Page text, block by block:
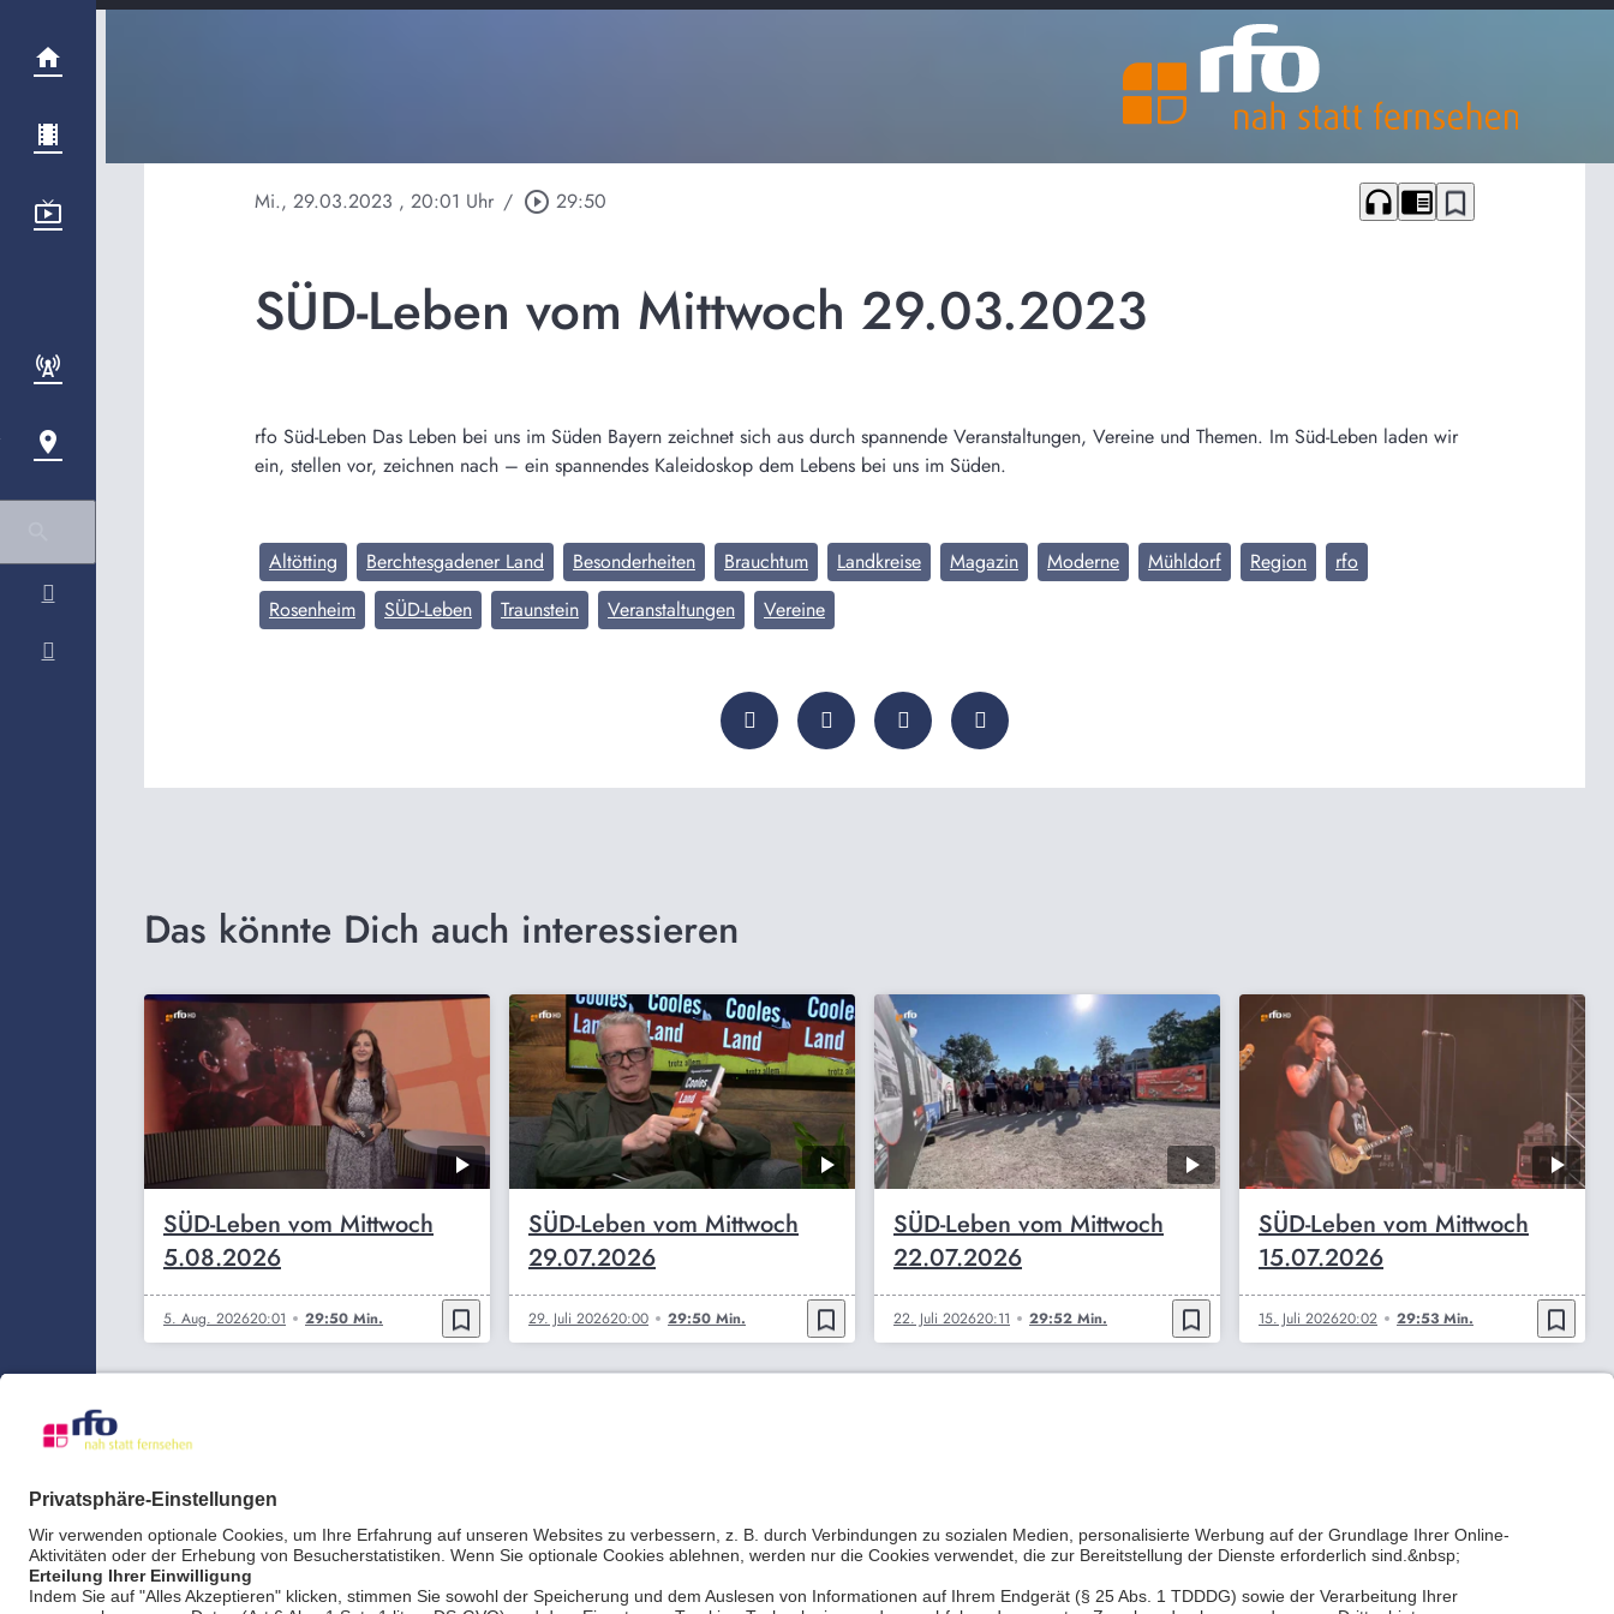
Mi., 29.03.2023 , 20:01 Uhr / play_circle_outline 29:50 headphones chrome_reader_mode bookmark_border
SÜD-Leben vom Mittwoch 29.03.2023
rfo Süd-Leben Das Leben bei uns im Süden Bayern zeichnet sich aus durch spannende Veranstaltungen, Vereine und Themen. Im Süd-Leben laden wir
ein, stellen vor, zeichnen nach – ein spannendes Kaleidoskop dem Lebens bei uns im Süden.
Altötting Berchtesgadener Land Besonderheiten Brauchtum Landkreise Magazin Moderne Mühldorf Region
rfo
Rosenheim
SÜD-Leben Traunstein Veranstaltungen Vereine
Das könnte Dich auch interessieren
SÜD-Leben vom Mittwoch
5.08.2026
5. Aug. 202620:01 29:50 Min. bookmark_border
SÜD-Leben vom Mittwoch
29.07.2026
29. Juli 202620:00 29:50 Min. bookmark_border
SÜD-Leben vom Mittwoch
22.07.2026
22. Juli 202620:11 29:52 Min. bookmark_border
SÜD-Leben vom Mittwoch
15.07.2026
15. Juli 202620:02 29:53 Min. bookmark_border